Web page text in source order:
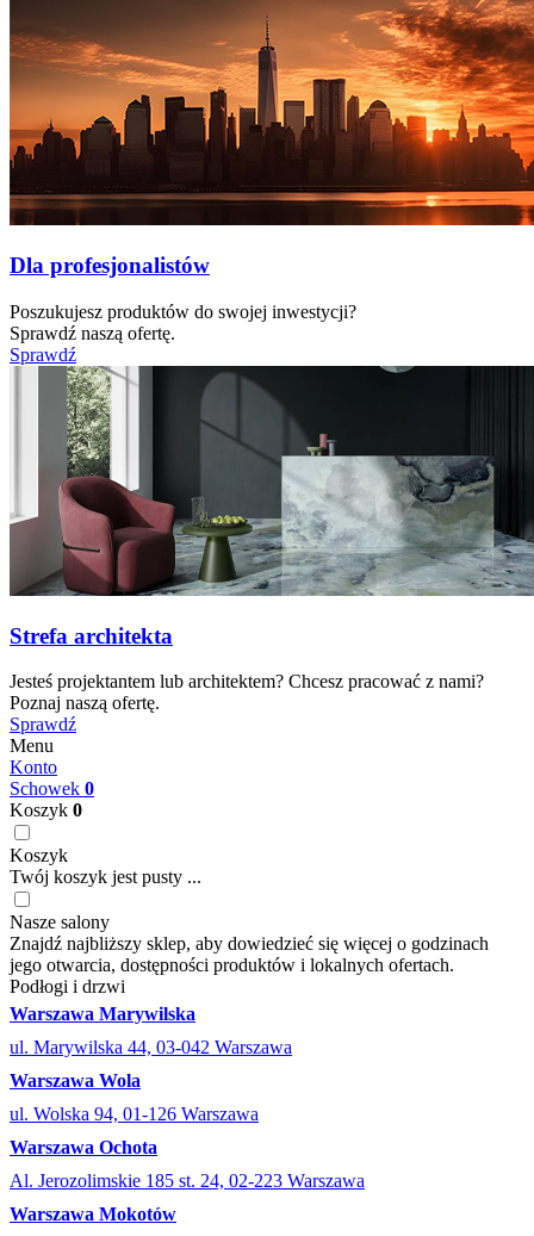
Dla profesjonalistów
Poszukujesz produktów do swojej inwestycji?
Sprawdź naszą ofertę.
Sprawdź
Strefa architekta
Jesteś projektantem lub architektem? Chcesz pracować z nami?
Poznaj naszą ofertę.
Sprawdź
Menu
Konto
Schowek 0
Koszyk 0
Koszyk
Twój koszyk jest pusty ...
Nasze salony
Znajdź najbliższy sklep, aby dowiedzieć się więcej o godzinach
jego otwarcia, dostępności produktów i lokalnych ofertach.
Podłogi i drzwi
Warszawa Marywilska
ul. Marywilska 44, 03-042 Warszawa
Warszawa Wola
ul. Wolska 94, 01-126 Warszawa
Warszawa Ochota
Al. Jerozolimskie 185 st. 24, 02-223 Warszawa
Warszawa Mokotów